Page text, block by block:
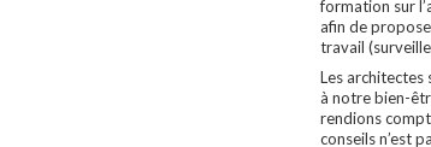
formation sur
afin de
travail
Les architectes
à notre bien-
rendions
conseils n’est